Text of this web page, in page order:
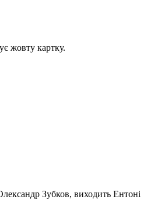
жовту картку.
Зубков, виходить Ентоні